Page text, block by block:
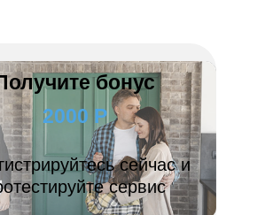
бонус
2000 Р
сейчас и
сервис